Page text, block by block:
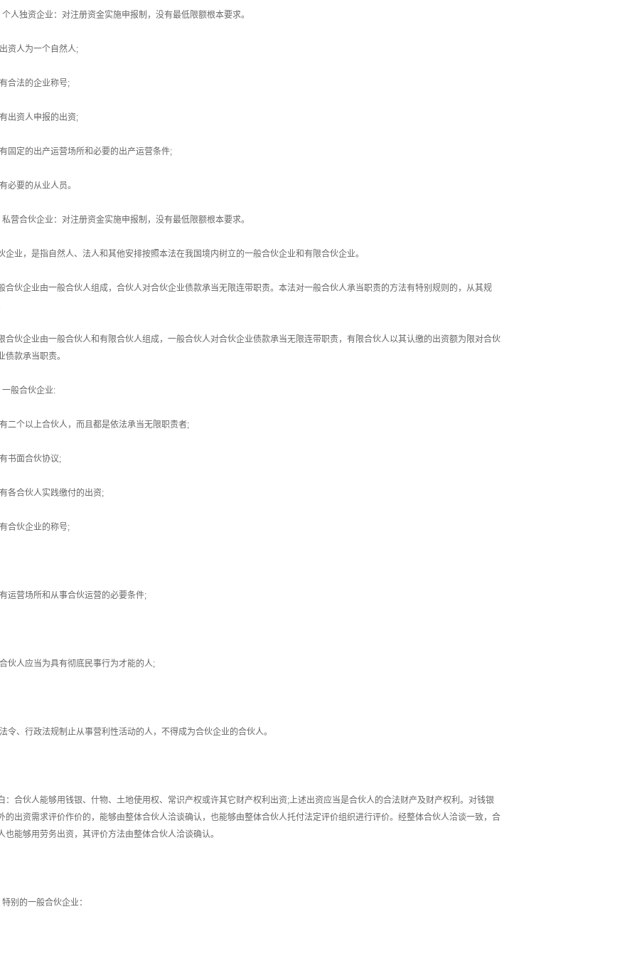
个人独资企业：对注册资金实施申报制，没有最低限额根本要求。
资人为一个自然人;
合法的企业称号;
出资人申报的出资;
固定的出产运营场所和必要的出产运营条件;
必要的从业人员。
私营合伙企业：对注册资金实施申报制，没有最低限额根本要求。
企业，是指自然人、法人和其他安排按照本法在我国境内树立的一般合伙企业和有限合伙企业。
合伙企业由一般合伙人组成，合伙人对合伙企业债款承当无限连带职责。本法对一般合伙人承当职责的方法有特别规则的，从其规
合伙企业由一般合伙人和有限合伙人组成，一般合伙人对合伙企业债款承当无限连带职责，有限合伙人以其认缴的出资额为限对合伙
债款承当职责。
一般合伙企业:
二个以上合伙人，而且都是依法承当无限职责者;
书面合伙协议;
各合伙人实践缴付的出资;
合伙企业的称号;
运营场所和从事合伙运营的必要条件;
伙人应当为具有彻底民事行为才能的人;
令、行政法规制止从事营利性活动的人，不得成为合伙企业的合伙人。
：合伙人能够用钱银、什物、土地使用权、常识产权或许其它财产权利出资;上述出资应当是合伙人的合法财产及财产权利。对钱银
的出资需求评价作价的，能够由整体合伙人洽谈确认，也能够由整体合伙人托付法定评价组织进行评价。经整体合伙人洽谈一致，合
也能够用劳务出资，其评价方法由整体合伙人洽谈确认。
别的一般合伙企业：